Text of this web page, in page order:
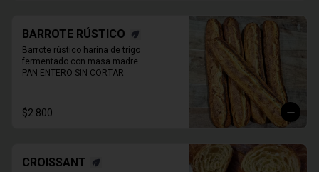
BARROTE RÚSTICO
Barrote rústico harina de trigo
fermentado con masa madre.
PAN ENTERO SIN CORTAR
$2.800
CROISSANT